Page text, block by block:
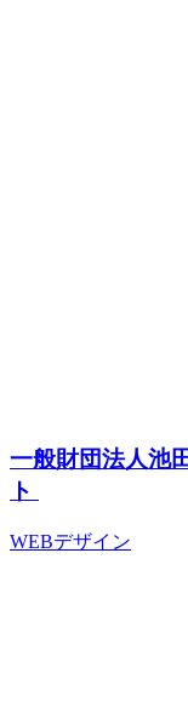
一般財団法人池
ト
WEBデザイン